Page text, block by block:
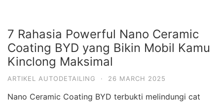
7 Rahasia Powerful Nano Ceramic
Coating BYD yang Bikin Mobil Kamu
Kinclong Maksimal
ARTIKEL AUTODETAILING · 26 MARCH 2025
Nano Ceramic Coating BYD terbukti melindungi cat